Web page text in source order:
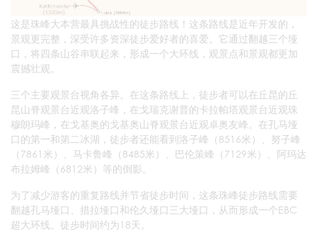
这是珠峰大本营最具挑战性的徒步路线！这条路线是近年开发的，
景观更完整，深受许多资深徒步爱好者的喜爱。它通过翻越三个垭
口，将四条山谷串联起来，形成一个大环线，观景点和景观都更加
震撼壮观。
三个主要观景台视角各异。在这条路线上，徒步者可以在丘昆的丘
昆山脊观景台近观洛子峰，在戈瑞克谢普的卡拉帕塔观景台近观珠
穆朗玛峰，在戈基奥的戈基奥山脊观景台近观卓奥友峰。在孔马垭
口的第一和第二冰湖，徒步者还能看到洛子峰（8516米）、努子峰
（7861米）、马卡鲁峰（8485米）、巴伦策峰（7129米）、阿玛达
布拉姆峰（6812米）等的倒影。
为了减少游客的重复路线并节省徒步时间，这条珠峰徒步路线需要
翻越孔马垭口、措拉垭口和伦久垭口三大垭口，从而形成一个EBC
超大环线。徒步时间约为18天。